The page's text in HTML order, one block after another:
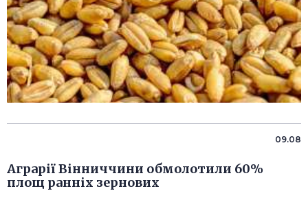
09.08
Аграрії Вінниччини обмолотили 60%
площ ранніх зернових